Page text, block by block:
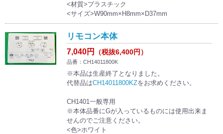
<材質>プラスチック
<サイズ>W90mm×H8mm×D37mm
リモコン本体
7,040円 （税抜6,400円）
品番：CH14011800K
※本品は生産終了となりました。
代替品はCH14011800KZをお求めください。
CH1401一般専用
※本体品番にGが入っているものには使用出来ま
せんのでご注意ください。
<色>ホワイト